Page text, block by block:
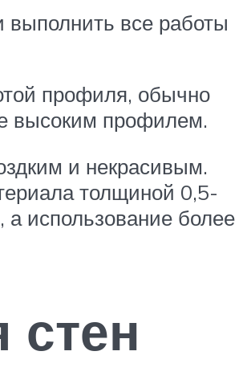
выполнить все работы
профиля, обычно
высоким профилем.
и некрасивым.
толщиной 0,5-
а использование более